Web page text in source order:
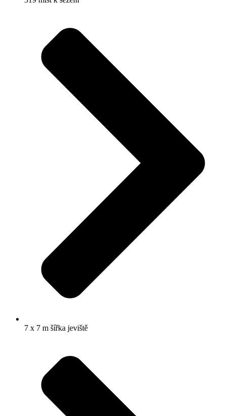
7 x 7 m šířka jeviště